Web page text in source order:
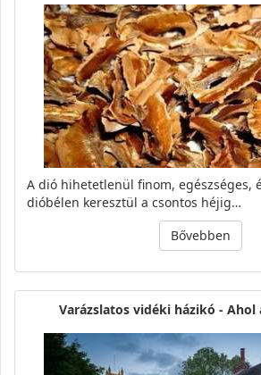
A dió hihetetlenül finom, egészséges,
dióbélen keresztül a csontos héjig…
Bővebben
Varázslatos vidéki házikó -